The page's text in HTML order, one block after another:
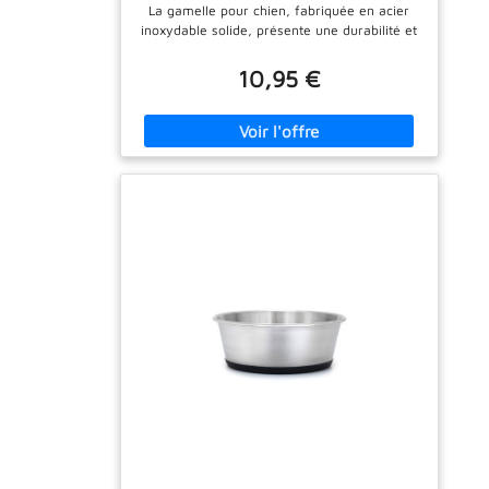
pour Chiens et Chats, résistant au
Lave-Vaisselle
La gamelle pour chien, fabriquée en acier
inoxydable solide, présente une durabilité et
hygiénique n'absorbe pas les odeurs et est
facile à nettoyer. Notre gamelle est idéale
sujets aux allergies. 𝗕𝗔𝗦𝗘
𝗔𝗡𝗧𝗜𝗗É𝗥𝗔𝗣𝗔𝗡𝗧𝗘. La gamelle est équipée
est idéale pour la nourriture et l'eau, et peut
être utilisée par des chiens de toutes tailles
et de toutes races. Grâce à sa contenance
généreuse, chaque animal de compagnie a
10,95 €